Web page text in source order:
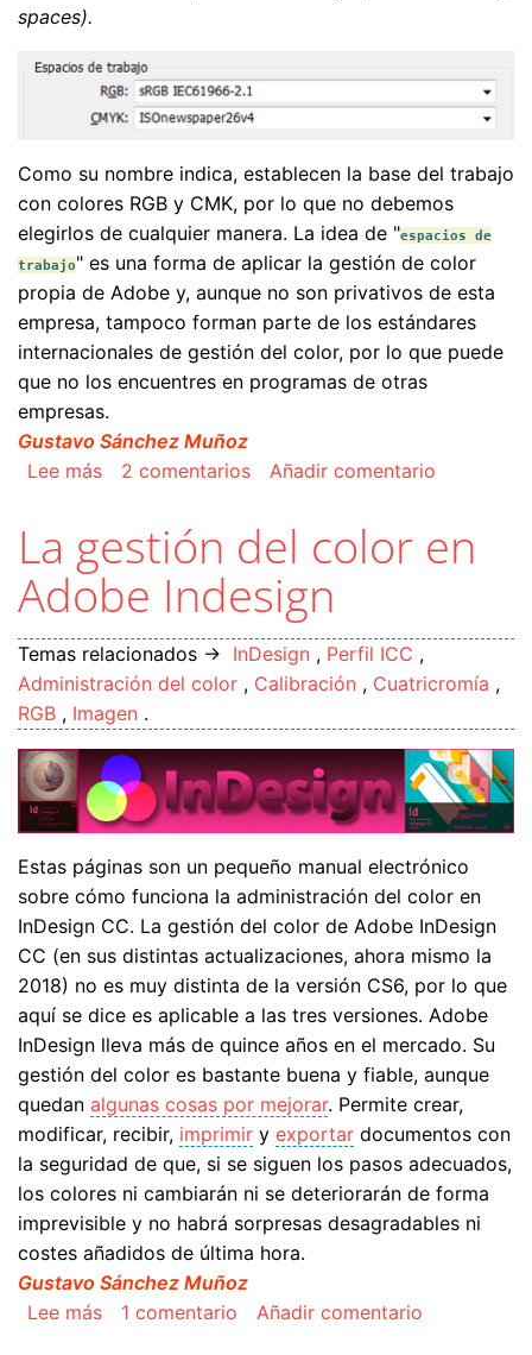
spaces).
Como su nombre indica, establecen la base del trabajo
con colores RGB y CMK, por lo que no debemos
elegirlos de cualquier manera. La idea de "espacios de
trabajo" es una forma de aplicar la gestión de color
propia de Adobe y, aunque no son privativos de esta
empresa, tampoco forman parte de los estándares
internacionales de gestión del color, por lo que puede
que no los encuentres en programas de otras
empresas.
Gustavo Sánchez Muñoz
Lee mássobre Los espacios de trabajo y los perfiles de
2 comentarios Añadir comentario
La gestión del color en
Adobe Indesign
Temas relacionados → InDesign , Perfil ICC ,
Administración del color , Calibración , Cuatricromía ,
RGB , Imagen .
Estas páginas son un pequeño manual electrónico
sobre cómo funciona la administración del color en
InDesign CC. La gestión del color de Adobe InDesign
CC (en sus distintas actualizaciones, ahora mismo la
2018) no es muy distinta de la versión CS6, por lo que
aquí se dice es aplicable a las tres versiones. Adobe
InDesign lleva más de quince años en el mercado. Su
gestión del color es bastante buena y fiable, aunque
quedan algunas cosas por mejorar. Permite crear,
modificar, recibir, imprimir y exportar documentos con
la seguridad de que, si se siguen los pasos adecuados,
los colores ni cambiarán ni se deteriorarán de forma
imprevisible y no habrá sorpresas desagradables ni
costes añadidos de última hora.
Gustavo Sánchez Muñoz
Lee mássobre La gestión del color en Adobe Indesign
1 comentario Añadir comentario